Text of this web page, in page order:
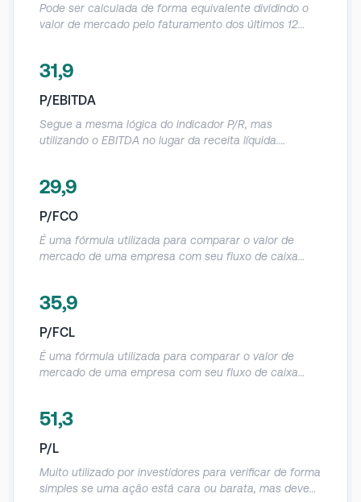
exato do seu patrimônio. Acima de 1: a empresa está
sendo negociada acima do quanto vale o seu
Pode ser calculada de forma equivalente dividindo o
valor de mercado pelo faturamento dos últimos 12
31,9
P/EBITDA
Segue a mesma lógica do indicador P/R, mas
utilizando o EBITDA no lugar da receita líquida.
29,9
P/FCO
É uma fórmula utilizada para comparar o valor de
mercado de uma empresa com seu fluxo de caixa
Normalmente utilizado em empresas que geram caixa,
evita essa distorção, como, por exemplo, gastos com
D&A sem efeito caixa.
35,9
P/FCL
É uma fórmula utilizada para comparar o valor de
mercado de uma empresa com seu fluxo de caixa
indicador parecido com o P/FCO, mas como desconta
assertiva em relação a geração real de caixa da
empresa.
51,3
P/L
Muito utilizado por investidores para verificar de forma
simples se uma ação está cara ou barata, mas deve